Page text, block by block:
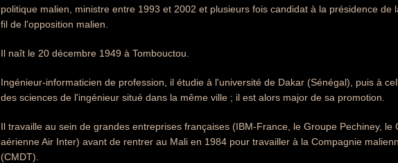
politique malien, ministre entre 1993 et 2002 et plusieurs fois candidat à la présidence de
fil de l'opposition malien.
Il naît le 20 décembre 1949 à Tombouctou.
Ingénieur-informaticien de profession, il étudie à l'université de Dakar (Sénégal), puis à
des sciences de l'ingénieur situé dans la même ville ; il est alors major de sa promotion.
Il travaille au sein de grandes entreprises françaises (IBM-France, le Groupe Pechiney,
aérienne Air Inter) avant de rentrer au Mali en 1984 pour travailler à la Compagnie
(CMDT).